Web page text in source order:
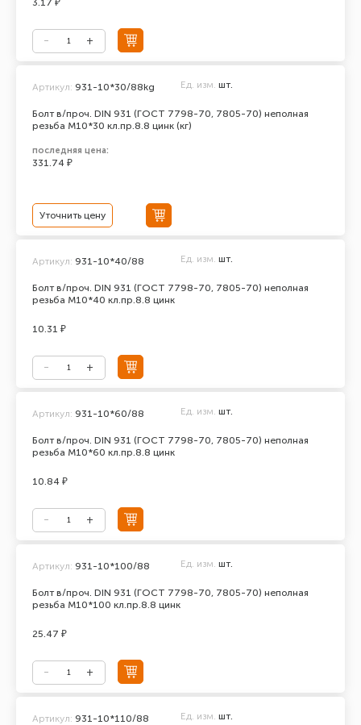
3.17 ₽
Болт в/проч. DIN 931 (ГОСТ 7798-70, 7805-70) неполная
резьба М10*30 кл.пр.8.8 цинк (кг)
Артикул: 931-10*30/88kg Ед. изм. шт.
последняя цена:
331.74 ₽
Уточнить цену
Болт в/проч. DIN 931 (ГОСТ 7798-70, 7805-70) неполная
резьба М10*40 кл.пр.8.8 цинк
Артикул: 931-10*40/88 Ед. изм. шт.
10.31 ₽
Болт в/проч. DIN 931 (ГОСТ 7798-70, 7805-70) неполная
резьба М10*60 кл.пр.8.8 цинк
Артикул: 931-10*60/88 Ед. изм. шт.
10.84 ₽
Болт в/проч. DIN 931 (ГОСТ 7798-70, 7805-70) неполная
резьба М10*100 кл.пр.8.8 цинк
Артикул: 931-10*100/88 Ед. изм. шт.
25.47 ₽
Артикул: 931-10*110/88 Ед. изм. шт.